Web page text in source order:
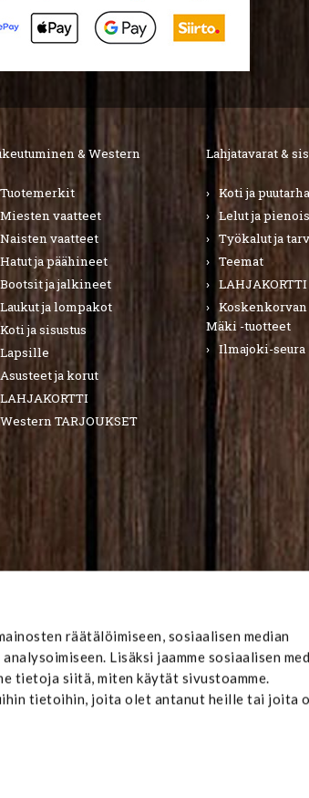
räätälöimiseen, sosiaalisen median
Lisäksi jaamme sosiaalisen
tietoja siitä, miten käytät sivustoamme.
tietoihin, joita olet antanut heille tai joita
& Western
Tuotemerkit
Miesten vaatteet
Naisten vaatteet
Hatut ja päähineet
Bootsit ja jalkineet
Laukut ja lompakot
Koti ja sisustus
Lapsille
Asusteet ja korut
LAHJAKORTTI
Western TARJOUKSET
Lahjatavarat &
Koti ja puutarha
Lelut ja
Työkalut ja
Teemat
LAHJAKORTTI
Mäki -tuotteet
Ilmajoki-seura